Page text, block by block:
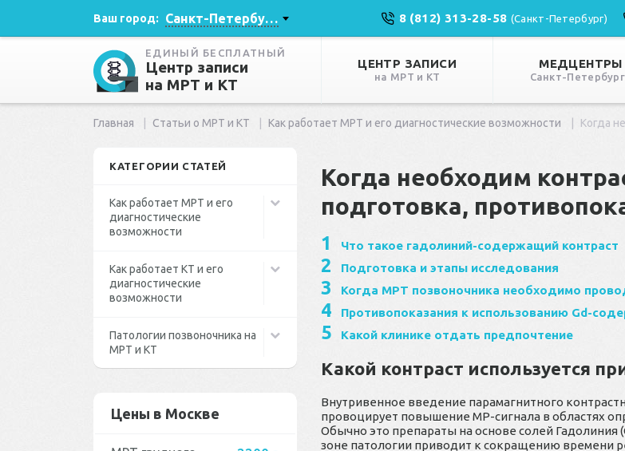
Ваш город: Санкт-Петербург 8 (812) 313-28-58 (Санкт-Петербург)
ЕДИНЫЙ БЕСПЛАТНЫЙ
Центр записи
на МРТ и КТ
ЦЕНТР ЗАПИСИ
на МРТ и КТ
МЕДЦЕНТРЫ
Санкт-
Главная Статьи о МРТ и КТ Как работает МРТ и его диагностические возможности Когда
КАТЕГОРИИ СТАТЕЙ
Как работает МРТ и его
диагностические
возможности
Как работает КТ и его
диагностические
возможности
Патологии позвоночника на
МРТ и КТ
Цены в Москве
Когда необходим
подготовка,
Что такое гадолиний-содержащий контраст
Подготовка и этапы исследования
Когда МРТ позвоночника необходимо
Противопоказания к использованию Gd-
Какой клинике отдать предпочтение
Какой контраст используется
Внутривенное введение парамагнитного
провоцирует повышение МР-сигнала в областях
Обычно это препараты на основе солей Гадолиния
зоне патологии приводит к сокращению времени